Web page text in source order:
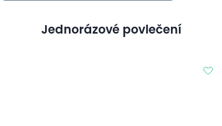
Jednorázové povlečení